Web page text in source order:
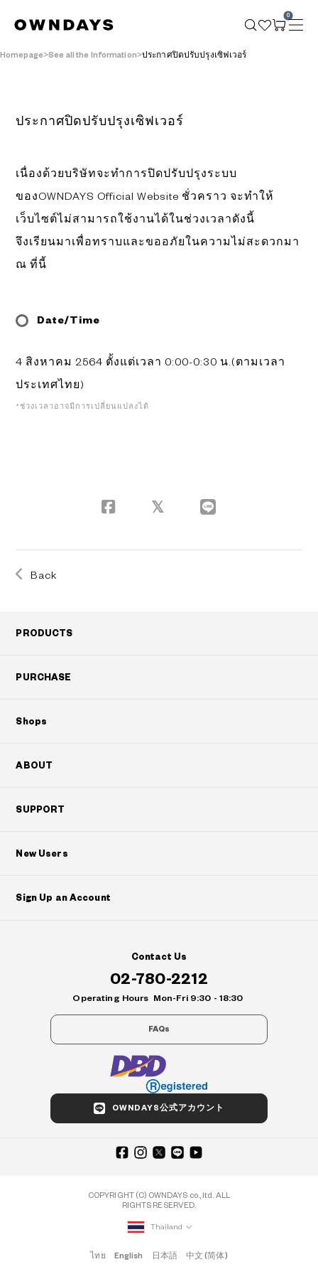
0
Homepage See all the Information ประกาศปิดปรับปรุงเซิฟเวอร์
ประกาศปิดปรับปรุงเซิฟเวอร์
เนื่องด้วยบริษัทจะทำการปิดปรับปรุงระบบ
ของOWNDAYS Official Website ชั่วคราว จะทำให้
เว็บไซต์ไม่สามารถใช้งานได้ในช่วงเวลาดังนี้
จึงเรียนมาเพื่อทราบและขออภัยในความไม่สะดวกมา
ณ ที่นี้
Date/Time
4 สิงหาคม 2564 ตั้งแต่เวลา 0:00-0:30 น.(ตามเวลา
ประเทศไทย)
*ช่วงเวลาอาจมีการเปลี่ยนแปลงได้
Back
PRODUCTS
PURCHASE
Shops
ABOUT
SUPPORT
New Users
Sign Up an Account
Contact Us
02-780-2212
Operating Hours Mon-Fri 9:30 - 18:30
FAQs
OWNDAYS公式アカウント
COPYRIGHT (C) OWNDAYS co., ltd. ALL
RIGHTS RESERVED.
Thailand
ไทย English 日本語 中文 (简体)